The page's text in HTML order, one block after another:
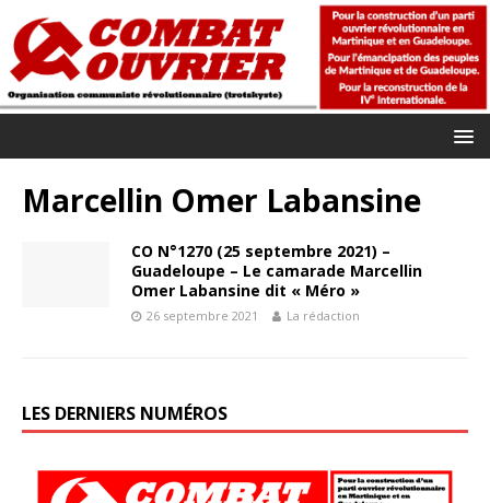
Marcellin Omer Labansine
CO N°1270 (25 septembre 2021) –
Guadeloupe – Le camarade Marcellin
Omer Labansine dit « Méro »
26 septembre 2021 La rédaction
LES DERNIERS NUMÉROS